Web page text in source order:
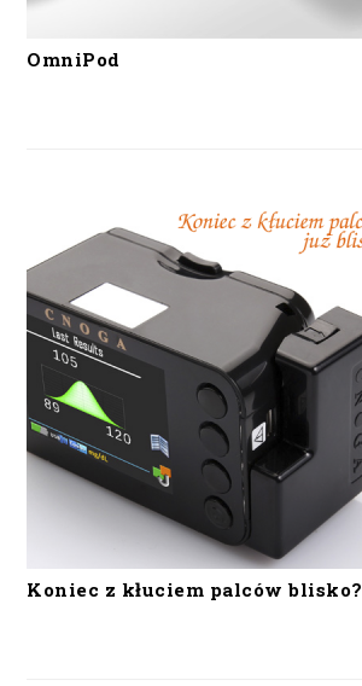
OmniPod
Koniec z kłuciem palców blisko?